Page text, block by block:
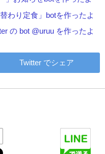
わり定食」botを作ったよ
の bot @uruu を作ったよ
Twitterでシェア